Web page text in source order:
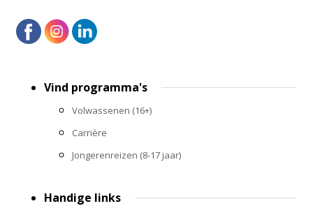
menuVind programma's
Volwassenen (16+)
Carrière
Jongerenreizen (8-17 jaar)
Handige links